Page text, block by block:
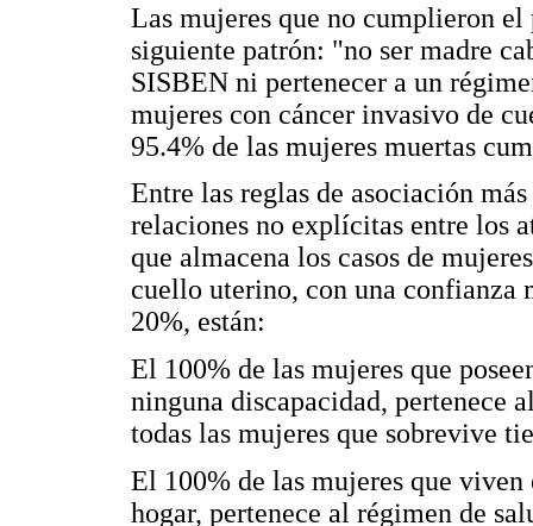
Las mujeres que no cumplieron
siguiente patrón: "no ser madre
SISBEN ni pertenecer a un
mujeres con cáncer invasivo de
95.4% de las mujeres muertas
Entre las reglas de asociación
relaciones no explícitas entre los
que almacena los casos de
cuello uterino, con una
20%, están:
El 100% de las mujeres que
ninguna discapacidad, pertenece
todas las mujeres que sobrevive
El 100% de las mujeres que viven
hogar, pertenece al régimen de